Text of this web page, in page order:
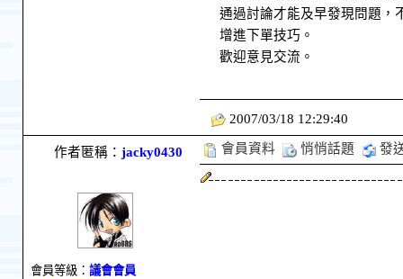
通過討論才能及早發現問題，
增進下單技巧。
歡迎意見交流。
2007/03/18 12:29:40
作者匿稱： jacky0430
會員等級： 議會會員
會員資料 悄悄話題 發